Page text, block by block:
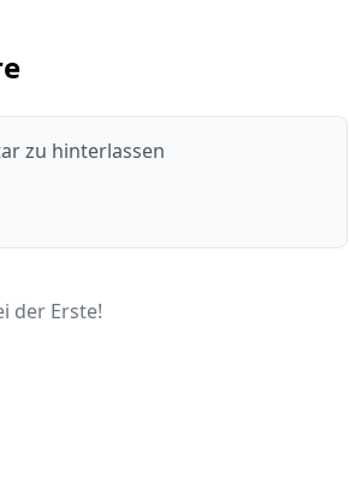
zu hinterlassen
der Erste!